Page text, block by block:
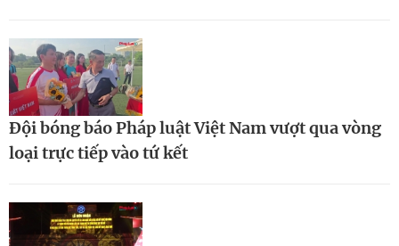
Đội bóng báo Pháp luật Việt Nam vượt qua vòng
loại trực tiếp vào tứ kết